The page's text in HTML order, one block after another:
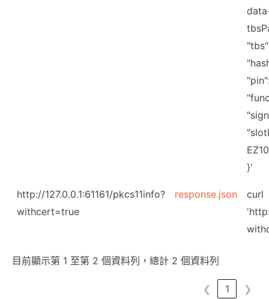
}'
http://127.0.0.1:61161/pkcs11info?
withcert=true
response.json
curl
目前顯示第 1 至第 2 個資料列，總計 2 個資料列
❮ 1 ❯